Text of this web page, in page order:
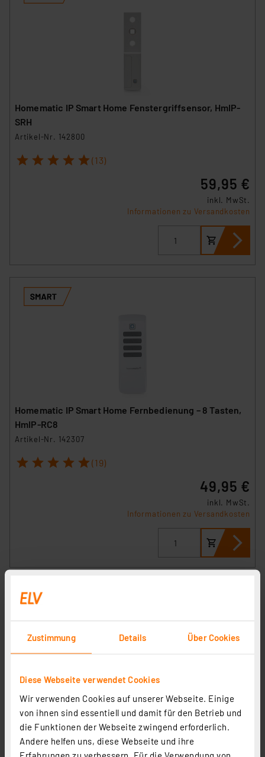
Zustimmung Details Über Cookies
Diese Webseite verwendet Cookies
Wir verwenden Cookies auf unserer Webseite. Einige
von ihnen sind essentiell und damit für den Betrieb und
die Funktionen der Webseite zwingend erforderlich.
Andere helfen uns, diese Webseite und ihre
Erfahrungen zu verbessern. Für die Verwendung von
Homematic IP Smart Home Fenstergriffsensor, HmIP-
SRH
Artikel-Nr. 142800
1 2 3 4 5 (13)
59,95 €
inkl. MwSt.
Informationen zu Versandkosten
Homematic IP Smart Home Fernbedienung – 8 Tasten,
HmIP-RC8
Artikel-Nr. 142307
1 2 3 4 5 (19)
49,95 €
inkl. MwSt.
Informationen zu Versandkosten
Homematic IP Smart Home Bewegungsmelder mit
Schaltaktor – außen, HmIP-SMO230
Artikel-Nr. 156737